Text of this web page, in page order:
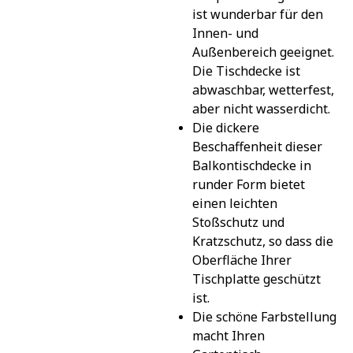
ist wunderbar für den
Innen- und
Außenbereich geeignet.
Die Tischdecke ist
abwaschbar, wetterfest,
aber nicht wasserdicht.
Die dickere
Beschaffenheit dieser
Balkontischdecke in
runder Form bietet
einen leichten
Stoßschutz und
Kratzschutz, so dass die
Oberfläche Ihrer
Tischplatte geschützt
ist.
Die schöne Farbstellung
macht Ihren